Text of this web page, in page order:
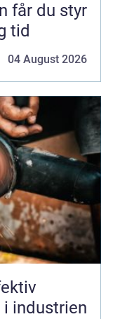
får du styr
tid
04 August 2026
industrien